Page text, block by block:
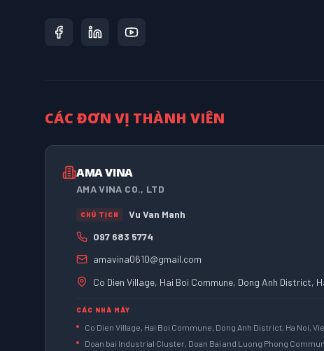
CÁC ĐƠN VỊ THÀNH VIÊN
AMA VINA
AMA VINA CO., LTD
CHỦ TỊCH
Vu Van Manh
097 683 5774
amavina0610@gmail.com
Co Dien Village, Hai Boi Commune, Dong Anh District,
CÁC NHÀ MÁY
Co Dien Village, Hai Boi Commune, Dong Anh District, Ha Noi,
Doan bai Industrial Cluster, Doan Bai and Luong Phong